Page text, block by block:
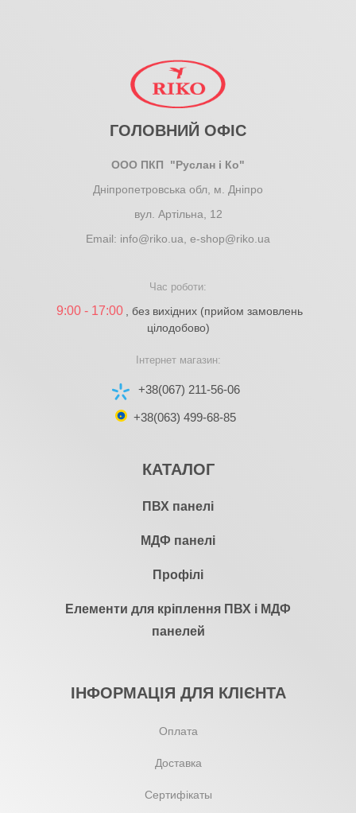
ГОЛОВНИЙ ОФІС
ООО ПКП "Руслан і Ко"
Дніпропетровська обл, м. Дніпро
вул. Артільна, 12
Email: info@riko.ua, e-shop@riko.ua
Час роботи:
9:00 - 17:00 , без вихідних (прийом замовлень
цілодобово)
Інтернет магазин:
+38(067) 211-56-06
+38(063) 499-68-85
КАТАЛОГ
ПВХ панелі
МДФ панелі
Профілі
Елементи для кріплення ПВХ і МДФ
панелей
ІНФОРМАЦІЯ ДЛЯ КЛІЄНТА
Оплата
Доставка
Сертифікаты